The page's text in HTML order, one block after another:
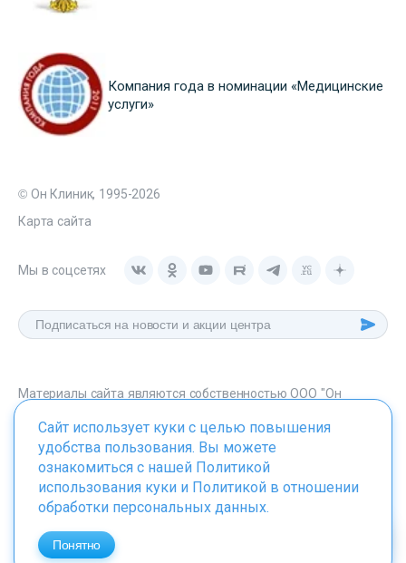
Компания года в номинации «Медицинские
услуги»
© Он Клиник, 1995-2026
Карта сайта
Мы в соцсетях
Материалы сайта являются собственностью ООО "Он
onclinic.ru запрещено в соответствии со статьей 1259 ГК. РФ.
ИМЕЮТСЯ ПРОТИВОПОКАЗАНИЯ. НЕОБХОДИМО
ПРОКОНСУЛЬТИРОВАТЬСЯ СО СПЕЦИАЛИСТОМ
Сайт использует куки с целью повышения
удобства пользования. Вы можете
ознакомиться с нашей Политикой
использования куки и Политикой в отношении
обработки персональных данных.
Понятно